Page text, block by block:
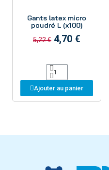
Gants latex micro
poudré L (x100)
5,22 € 4,70 €
Ajouter au panier